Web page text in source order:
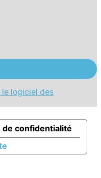
le logiciel des
de confidentialité